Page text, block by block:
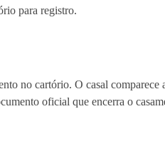
para registro.
no cartório. O casal
oficial que encerra o